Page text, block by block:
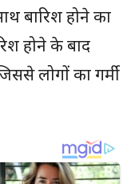
बारिश होने का
होने के बाद
लोगों का गर्मी